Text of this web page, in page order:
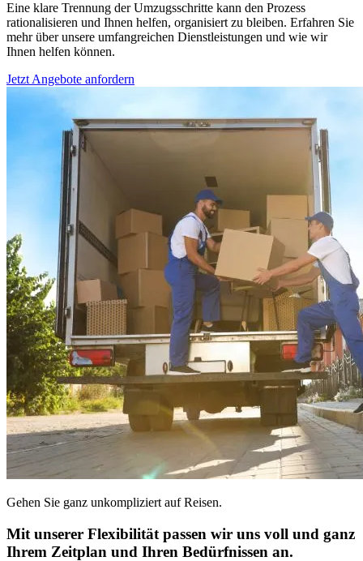
Eine klare Trennung der Umzugsschritte kann den Prozess
rationalisieren und Ihnen helfen, organisiert zu bleiben. Erfahren Sie
mehr über unsere umfangreichen Dienstleistungen und wie wir
Ihnen helfen können.
Jetzt Angebote anfordern
Gehen Sie ganz unkompliziert auf Reisen.
Mit unserer Flexibilität passen wir uns voll und ganz
Ihrem Zeitplan und Ihren Bedürfnissen an.